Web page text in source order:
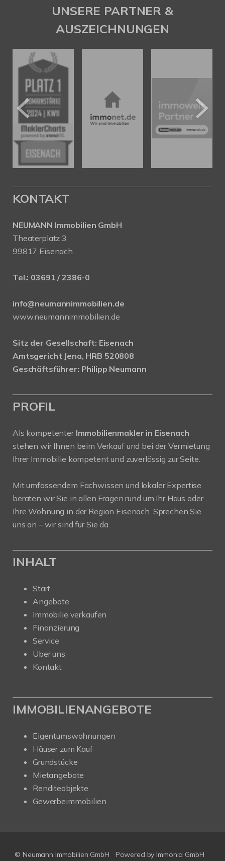
UNSERE PARTNER &
AUSZEICHNUNGEN
KONTAKT
NEUMANN Immobilien GmbH
Theaterplatz 3
99817 Eisenach
Tel.: 03691 / 2386-0
info@neumannimmobilien.de
www.neumannimmobilien.de
Sitz der Gesellschaft: Eisenach
Amtsgericht Jena, HRB 520808
Geschäftsführer: Philipp Neumann
PROFIL
Als kompetenter Immobilienmakler in Eisenach
stehen wir Ihnen beim Verkauf und bei der Vermietung
Ihrer Immobilie kompetent und zuverlässig zur Seite.
Mit umfassendem Fachwissen und lokaler Expertise
beraten wir Sie in allen Fragen rund um Ihr Haus oder
Ihre Wohnung in der Region Eisenach. Sprechen Sie
uns an – wir sind für Sie da.
INHALT
Start
Angebote
Immobilie verkaufen
Finanzierung
Service
Über uns
Kontakt
IMMOBILIENANGEBOTE
Eigentumswohnungen
Häuser zum Kauf
Grundstücke
Mietangebote
Renditeobjekte
Gewerbeimmobilien
© Neumann Immobilien GmbH Powered by Immonia GmbH